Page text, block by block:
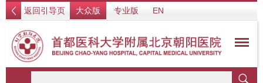
返回引导页 大众版 专业版 EN